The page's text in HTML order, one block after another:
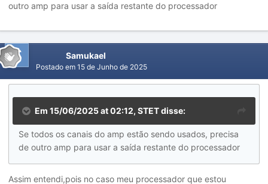
outro amp para usar a saída restante do processador
Samukael
Postado em 15 de Junho de 2025
Em 15/06/2025 at 02:12, STETdisse:
Se todos os canais do amp estão sendo usados, precisa
de outro amp para usar a saída restante do processador
Assim entendi,pois no caso meu processador que estou